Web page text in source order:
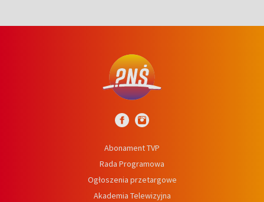
Abonament TVP
Rada Programowa
Ogłoszenia przetargowe
Akademia Telewizyjna